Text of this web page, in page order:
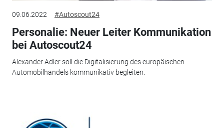
09.06.2022 #Autoscout24
Personalie: Neuer Leiter Kommunikation
bei Autoscout24
Alexander Adler soll die Digitalisierung des europäischen
Automobilhandels kommunikativ begleiten.